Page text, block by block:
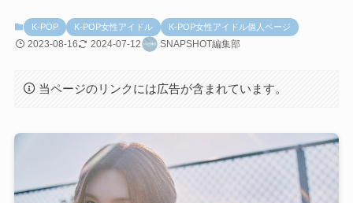
K-POP K-POP女性アイドル K-POP女性アイドル個人ページ
2023-08-16 2024-07-12 SNAPSHOT編集部
当ページのリンクには広告が含まれています。